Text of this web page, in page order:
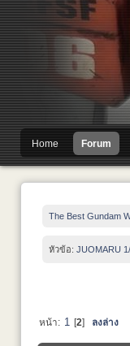
Home Forum
The Best Gundam
หัวข้อ: JUOMARU
หน้า: 1 [2] ลงล่าง